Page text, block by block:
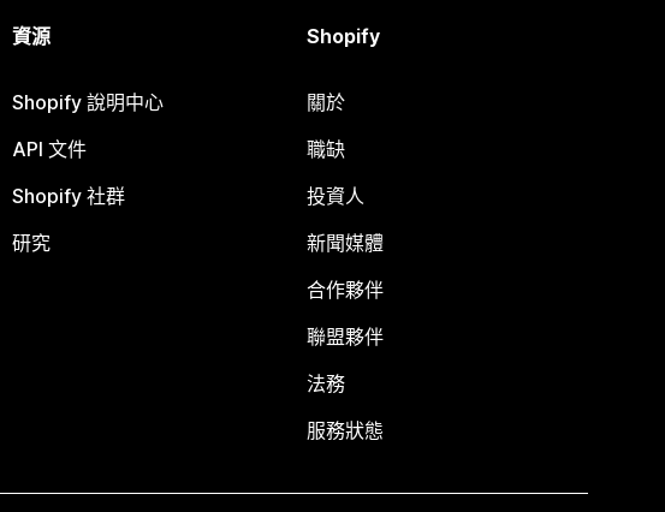
資源
Shopify 說明中心
API 文件
Shopify 社群
研究
Shopify
關於
職缺
投資人
新聞媒體
合作夥伴
聯盟夥伴
法務
服務狀態